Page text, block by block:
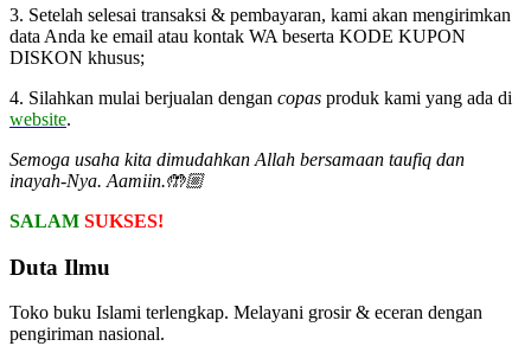
3. Setelah selesai transaksi & pembayaran, kami akan mengirimkan
data Anda ke email atau kontak WA beserta KODE KUPON
DISKON khusus;
4. Silahkan mulai berjualan dengan copas produk kami yang ada di
website.
Semoga usaha kita dimudahkan Allah bersamaan taufiq dan
inayah-Nya. Aamiin.🤲🏼
SALAM SUKSES!
Duta Ilmu
Toko buku Islami terlengkap. Melayani grosir & eceran dengan
pengiriman nasional.